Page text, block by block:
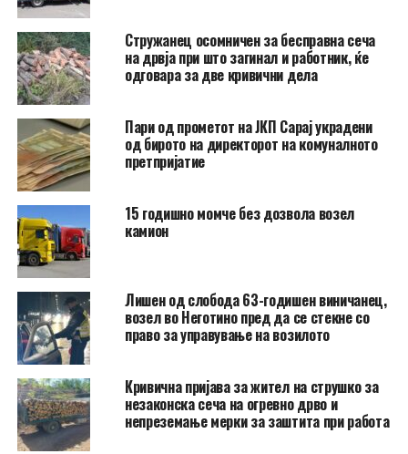
Стружанец осомничен за бесправна сеча
на дрвја при што загинал и работник, ќе
одговара за две кривични дела
Пари од прометот на ЈКП Сарај украдени
од бирото на директорот на комуналното
претпријатие
15 годишно момче без дозвола возел
камион
Лишен од слобода 63-годишен виничанец,
возел во Неготино пред да се стекне со
право за управување на возилото
Кривична пријава за жител на струшко за
незаконска сеча на огревно дрво и
непреземање мерки за заштита при работа